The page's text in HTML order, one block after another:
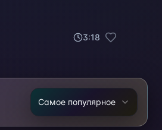
3:18
Самое популярное